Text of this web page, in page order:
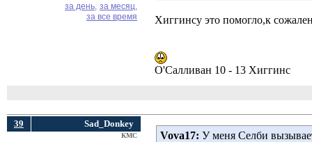
за день, за месяц,
за все время
Хиггинсу это помогло,к
О'Салливан 10 - 13 Хиггинс
39 Sad_Donkey
КМС Vova17: У меня Селби